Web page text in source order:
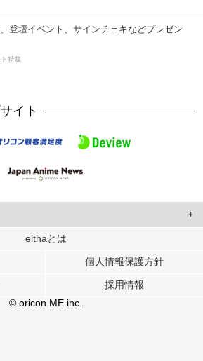
登壇イベント、サインチェキなどプレゼン
特集
イト
用して、ユーザーに合わせたコンテンツや広告の
解析の各パートナーに提供しています。
ユーザーが各パートナーに提供した他の情報や、
ービスを使用したときに収集した他の情報を組み
elthaとは
個人情報保護方針
採用情報
© oricon ME inc.